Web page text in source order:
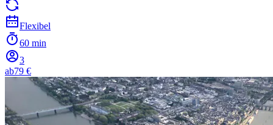
Flexibel
60 min
3
ab79 €